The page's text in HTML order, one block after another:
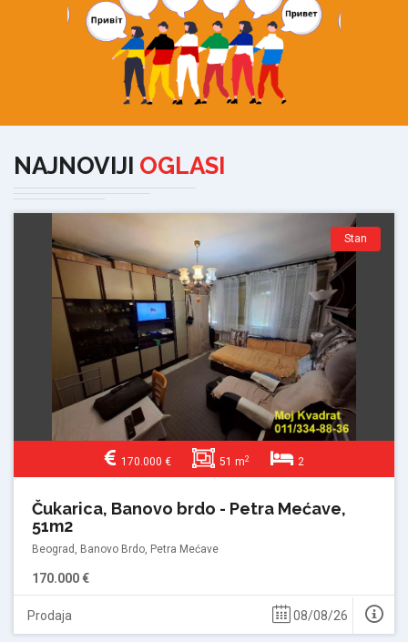
NAJNOVIJI OGLASI
Stan
170.000 € 51 m2 2
Čukarica, Banovo brdo - Petra Mećave,
51m2
Beograd, Banovo Brdo, Petra Mećave
170.000 €
Prodaja 08/08/26